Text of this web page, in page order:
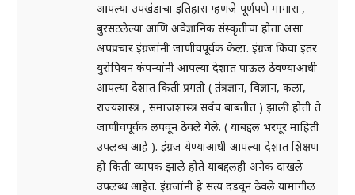
आपल्या उपखंडाचा इतिहास म्हणजे पूर्णपणे मागास ,
बुरसटलेल्या आणि अवैज्ञानिक संस्कृतीचा होता असा
अपप्रचार इंग्रजांनी जाणीवपूर्वक केला. इंग्रज किंवा इतर
युरोपियन कंपन्यांनी आपल्या देशात पाऊल ठेवण्याआधी
आपल्या देशात किती प्रगती ( तंत्रज्ञान, विज्ञान, कला,
राज्यशास्त्र , समाजशास्त्र सर्वच बाबतीत ) झाली होती ते
जाणीवपूर्वक लपवून ठेवले गेले. ( याबद्दल भरपूर माहिती
उपलब्ध आहे ). इंग्रज येण्याआधी आपल्या देशात शिक्षण
ही किती व्यापक झाले होते याबद्दलही अनेक दाखले
उपलब्ध आहेत. इंग्रजांनी हे सत्य दडवून ठेवले यामागील